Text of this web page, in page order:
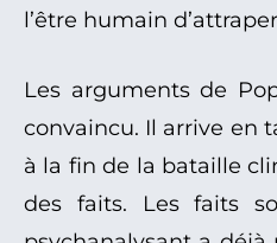
l’être humain
Les arguments de
convaincu. Il arrive en
à la fin de la bataille
des faits. Les faits